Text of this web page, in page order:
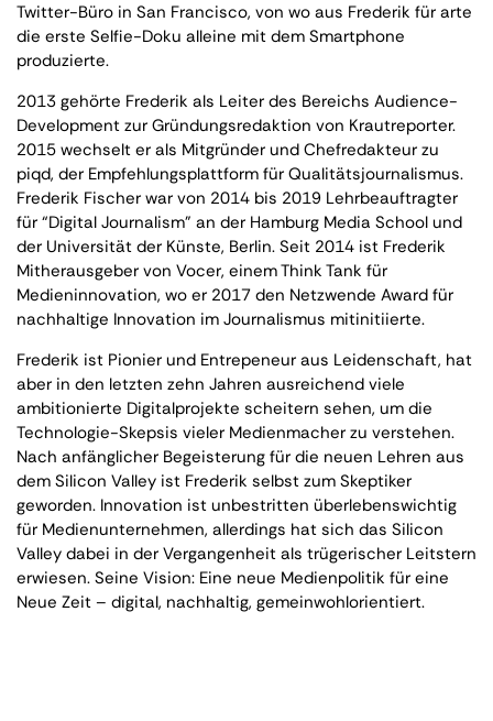
Twitter-Büro in San Francisco, von wo aus Frederik für arte
die erste Selfie-Doku alleine mit dem Smartphone
produzierte.
2013 gehörte Frederik als Leiter des Bereichs Audience-
Development zur Gründungsredaktion von Krautreporter.
2015 wechselt er als Mitgründer und Chefredakteur zu
piqd, der Empfehlungsplattform für Qualitätsjournalismus.
Frederik Fischer war von 2014 bis 2019 Lehrbeauftragter
für “Digital Journalism” an der Hamburg Media School und
der Universität der Künste, Berlin. Seit 2014 ist Frederik
Mitherausgeber von Vocer, einem Think Tank für
Medieninnovation, wo er 2017 den Netzwende Award für
nachhaltige Innovation im Journalismus mitinitiierte.
Frederik ist Pionier und Entrepeneur aus Leidenschaft, hat
aber in den letzten zehn Jahren ausreichend viele
ambitionierte Digitalprojekte scheitern sehen, um die
Technologie-Skepsis vieler Medienmacher zu verstehen.
Nach anfänglicher Begeisterung für die neuen Lehren aus
dem Silicon Valley ist Frederik selbst zum Skeptiker
geworden. Innovation ist unbestritten überlebenswichtig
für Medienunternehmen, allerdings hat sich das Silicon
Valley dabei in der Vergangenheit als trügerischer Leitstern
erwiesen. Seine Vision: Eine neue Medienpolitik für eine
Neue Zeit – digital, nachhaltig, gemeinwohlorientiert.